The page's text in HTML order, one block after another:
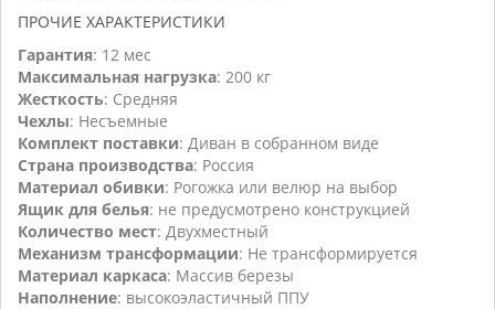
ПРОЧИЕ ХАРАКТЕРИСТИКИ
Гарантия: 12 мес
Максимальная нагрузка: 200 кг
Жесткость: Средняя
Чехлы: Несъемные
Комплект поставки: Диван в собранном виде
Страна производства: Россия
Материал обивки: Рогожка или велюр на выбор
Ящик для белья: не предусмотрено конструкцией
Количество мест: Двухместный
Механизм трансформации: Не трансформируется
Материал каркаса: Массив березы
Наполнение: высокоэластичный ППУ